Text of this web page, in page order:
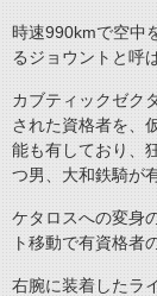
時速990kmで空中
るジョウントと呼
カブティックゼク
された資格者を、
能も有しており、
つ男、大和鉄騎が
ケタロスへの変身
ト移動で有資格者
右腕に装着したラ